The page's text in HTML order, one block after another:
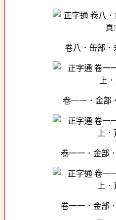
卷八．缶部．
卷一一．金部
卷一一．金部
卷一一．金部